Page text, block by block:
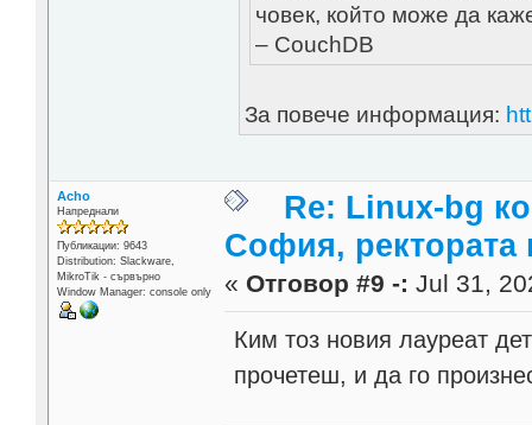
човек, който може да
– CouchDB
За повече информация:
Acho
Напреднали
Публикации: 9643
Distribution: Slackware,
MikroTik - сървърно
Window Manager: console only
Re: Linux-bg
София, ректората
« Отговор #9 -: Jul 31,
Ким тоз новия лауреат
прочетеш, и да го